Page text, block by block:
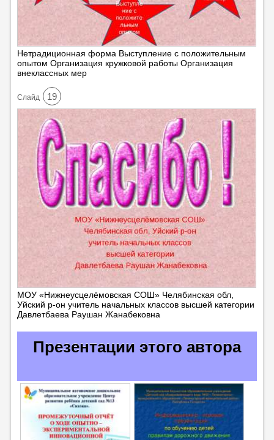
Нетрадиционная форма Выступление с положительным
опытом Организация кружковой работы Организация
внеклассных мер
Cлайд 19
МОУ «Нижнеусцелёмовская СОШ» Челябинская обл,
Уйский р-он учитель начальных классов высшей категории
Давлетбаева Раушан Жанабековна
Презентации этого автора